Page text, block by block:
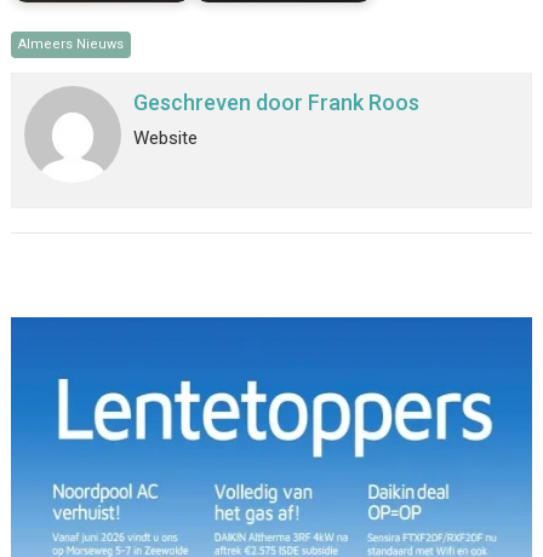
Almeers Nieuws
Geschreven door Frank Roos
Website